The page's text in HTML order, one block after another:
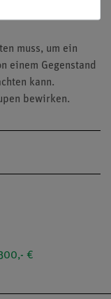
muss, um ein
einem Gegenstand
kann.
bewirken.
€